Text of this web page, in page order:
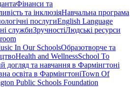
Фінанси та
та інклюзіяНавчальна програма
послугиEnglish Language
службиЗручностіЛюдські ресурси
In Our SchoolsОбразотворче та
Health and WellnessSchool To
догляд та навчання в Фармінгтоні
освіта в ФармінгтоніTown Of
Public Schools Foundation